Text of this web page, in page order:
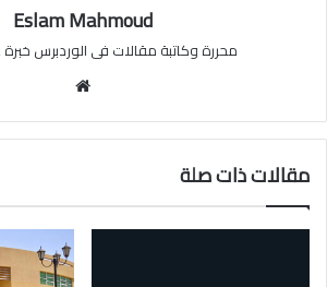
Eslam Mahmoud
محررة وكاتبة مقالات فى الوردبرس خبرة عن 8
مقالات ذات صلة